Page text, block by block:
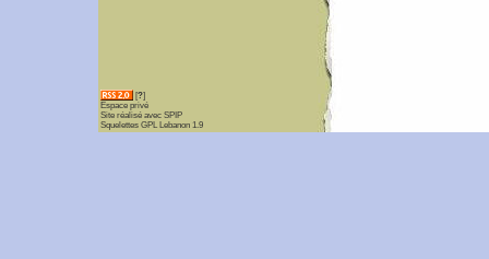
[?]
Espace privé
Site réalisé avec SPIP
Squelettes GPL Lebanon 1.9